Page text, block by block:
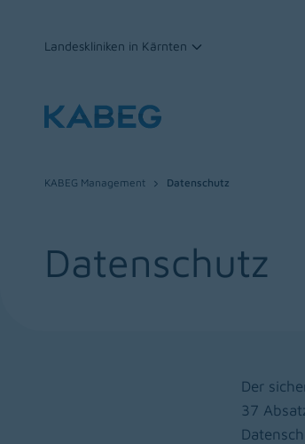
Landeskliniken in Kärnten
KABEG Management Datenschutz
Datenschutz
Der
37